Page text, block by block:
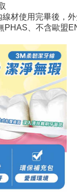
材使用完畢後，
PHAS、不含歐盟